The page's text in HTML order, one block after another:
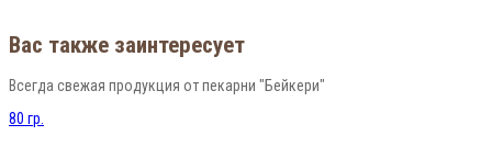
Вас также заинтересует
Всегда свежая продукция от пекарни "Бейкери"
80 гр.